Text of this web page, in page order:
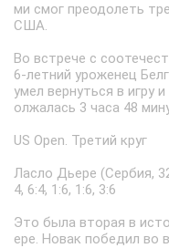
ми смог преодолеть
США.
Во встрече с
6-летний уроженец
умел вернуться в игру
олжалась 3 часа 48
US Open. Третий круг
Ласло Дьере (Сербия,
4, 6:4, 1:6, 1:6, 3:6
Это была вторая в
ере. Новак победил во